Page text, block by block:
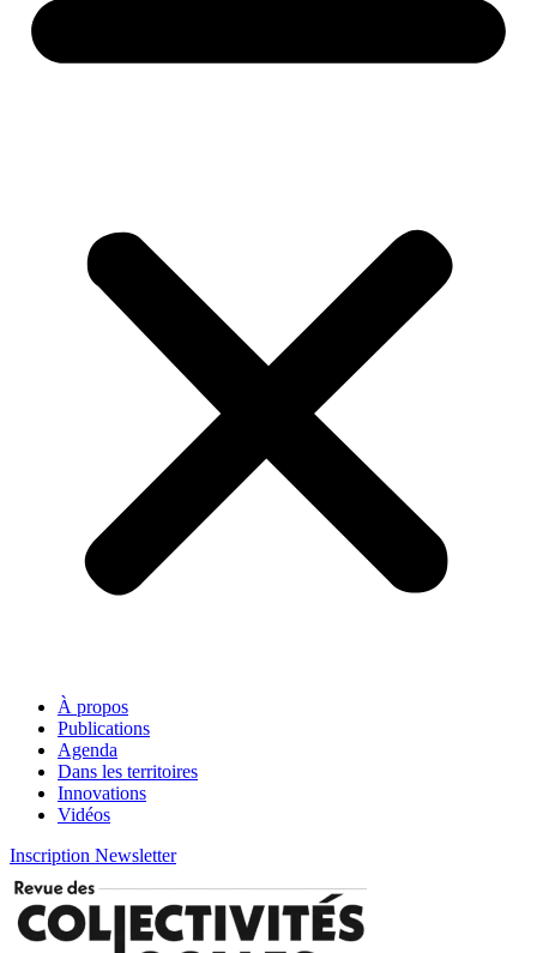
À propos
Publications
Agenda
Dans les territoires
Innovations
Vidéos
Inscription Newsletter